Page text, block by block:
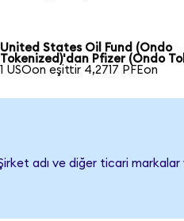
United States Oil Fund (Ondo
Tokenized)'dan Pfizer (Ondo
1 USOon eşittir 4,2717 PFEon
adı ve diğer ticari markalar